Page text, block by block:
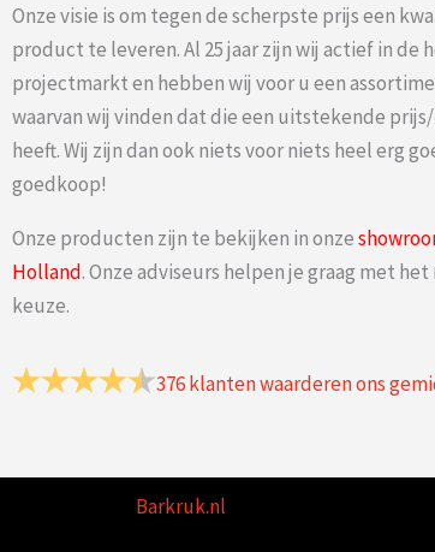
Onze visie is om tegen de scherpste prijs een
product te leveren. Al 25 jaar zijn wij actief in de
projectmarkt en hebben wij voor u een
waarvan wij vinden dat die een uitstekende
heeft. Wij zijn dan ook niets voor niets heel erg
goedkoop!
Onze producten zijn te bekijken in onze
Holland. Onze adviseurs helpen je graag met
keuze.
376klanten waarderen ons
Barkruk.nl